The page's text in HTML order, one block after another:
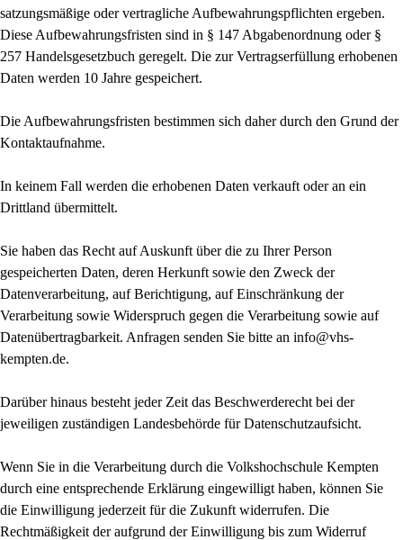
satzungsmäßige oder vertragliche Aufbewahrungspflichten ergeben.
Diese Aufbewahrungsfristen sind in § 147 Abgabenordnung oder §
257 Handelsgesetzbuch geregelt. Die zur Vertragserfüllung erhobenen
Daten werden 10 Jahre gespeichert.
Die Aufbewahrungsfristen bestimmen sich daher durch den Grund der
Kontaktaufnahme.
In keinem Fall werden die erhobenen Daten verkauft oder an ein
Drittland übermittelt.
Sie haben das Recht auf Auskunft über die zu Ihrer Person
gespeicherten Daten, deren Herkunft sowie den Zweck der
Datenverarbeitung, auf Berichtigung, auf Einschränkung der
Verarbeitung sowie Widerspruch gegen die Verarbeitung sowie auf
Datenübertragbarkeit. Anfragen senden Sie bitte an info@vhs-
kempten.de.
Darüber hinaus besteht jeder Zeit das Beschwerderecht bei der
jeweiligen zuständigen Landesbehörde für Datenschutzaufsicht.
Wenn Sie in die Verarbeitung durch die Volkshochschule Kempten
durch eine entsprechende Erklärung eingewilligt haben, können Sie
die Einwilligung jederzeit für die Zukunft widerrufen. Die
Rechtmäßigkeit der aufgrund der Einwilligung bis zum Widerruf